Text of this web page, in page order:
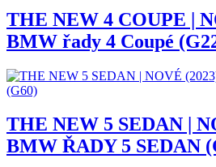
THE NEW 4 COUPE |
BMW řady 4 Coupé
THE NEW 5 SEDAN |
BMW ŘADY 5 SEDAN